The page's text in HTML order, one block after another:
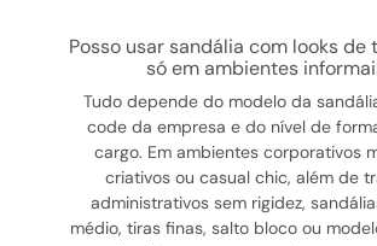
posso usar sandália com looks de trabalho ou
só em ambientes
Tudo depende do modelo da
code da empresa e do nível de
cargo. Em ambientes corporativos
criativos ou casual chic, além de
administrativos sem rigidez,
médio, tiras finas, salto bloco ou